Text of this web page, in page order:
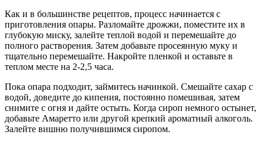
Как и в большинстве рецептов, процесс начинается с
приготовления опары. Разломайте дрожжи, поместите их в
глубокую миску, залейте теплой водой и перемешайте до
полного растворения. Затем добавьте просеянную муку и
тщательно перемешайте. Накройте пленкой и оставьте в
теплом месте на 2-2,5 часа.
Пока опара подходит, займитесь начинкой. Смешайте сахар с
водой, доведите до кипения, постоянно помешивая, затем
снимите с огня и дайте остыть. Когда сироп немного остынет,
добавьте Амаретто или другой крепкий ароматный алкоголь.
Залейте вишню получившимся сиропом.